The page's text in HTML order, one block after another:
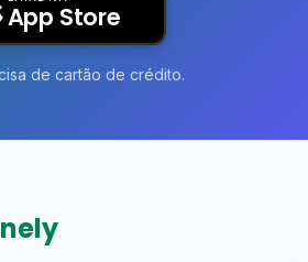
App Store
de cartão de crédito.